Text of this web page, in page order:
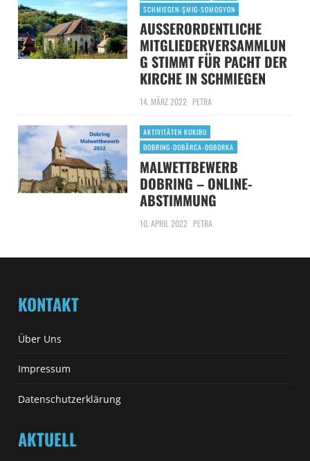
SCHMIEGEN-ŞMIG-SOMOGYON
AUSSERORDENTLICHE M
ITGLIEDERVERSAMMLUNG
STIMMT FÜR PACHT DER K
IRCHE IN SCHMIEGEN
14. MÄRZ 2022 PETRA
AKTIVITÄTEN KUKIBU
DOBRING-DOBÂRCA-DOBORKA
MALWETTBEWERB
DOBRING – ONLINE-
ABSTIMMUNG
10. APRIL 2022 PETRA
KONTAKT
Über Uns
Impressum
Datenschutzerklärung
AKTUELL